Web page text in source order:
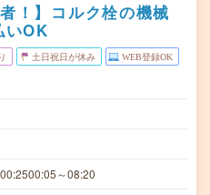
！】コルク栓の機械
いOK
土日祝日が休み WEB登録OK
～08:20